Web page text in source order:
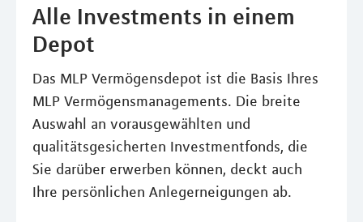
Alle Investments in einem
Depot
Das MLP Vermögensdepot ist die Basis Ihres
MLP Vermögensmanagements. Die breite
Auswahl an vorausgewählten und
qualitätsgesicherten Investmentfonds, die
Sie darüber erwerben können, deckt auch
Ihre persönlichen Anlegerneigungen ab.